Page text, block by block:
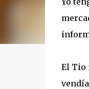
El Tio